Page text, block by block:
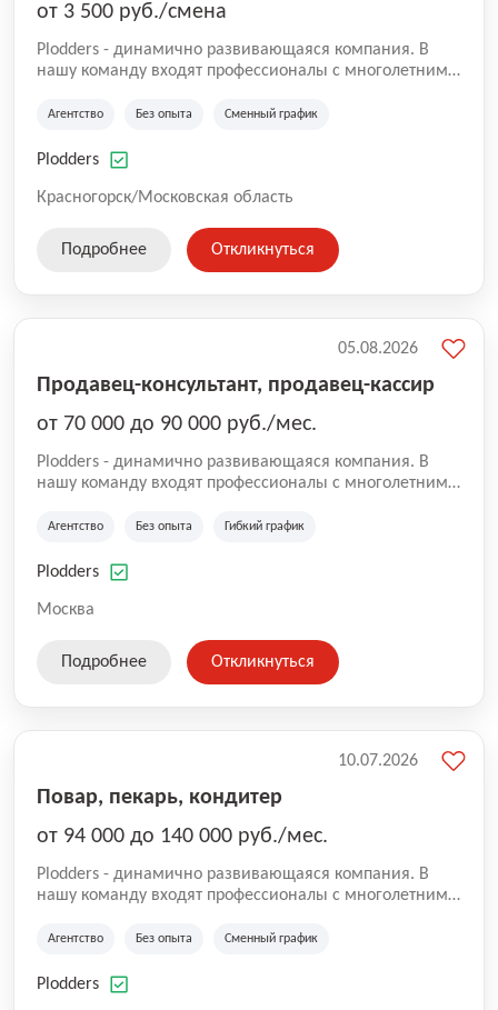
от 3 500 руб./смена
Plodders - динамично развивающаяся компания. В
нашу команду входят профессионалы с многолетним
на рынке аутсорсинга, а накопленный опыт позволяют
оказываемых услуг.
Агентство Без опыта Сменный график
Plodders
Красногорск/Московская область
Подробнее Откликнуться
Продавец-консультант, продавец-кассир
от 70 000 до 90 000 руб./мес.
Plodders - динамично развивающаяся компания. В
нашу команду входят профессионалы с многолетним
на рынке аутсорсинга, а накопленный опыт позволяют
оказываемых услуг.
Агентство Без опыта Гибкий график
Plodders
Москва
05.08.2026
Подробнее Откликнуться
Повар, пекарь, кондитер
от 94 000 до 140 000 руб./мес.
Plodders - динамично развивающаяся компания. В
нашу команду входят профессионалы с многолетним
на рынке аутсорсинга, а накопленный опыт позволяют
оказываемых услуг.
Агентство Без опыта Сменный график
Plodders
10.07.2026